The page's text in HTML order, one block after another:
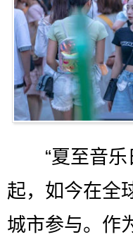
“夏至音乐
起，如今在全
城市参与。作